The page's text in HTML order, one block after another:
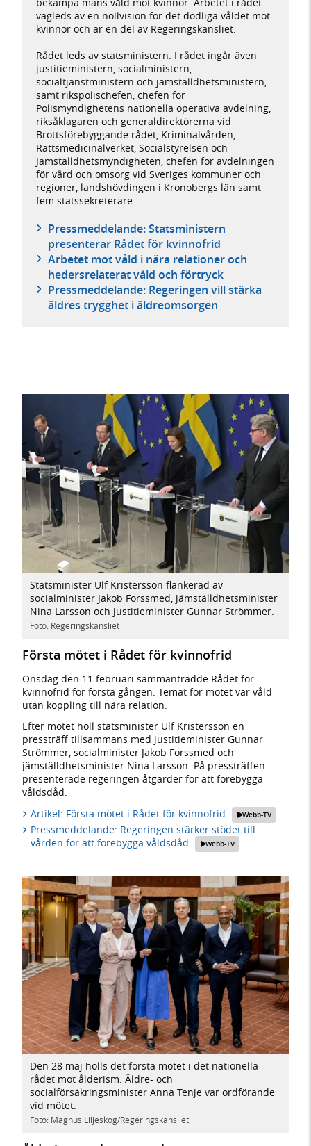
vägleds av en nollvision för det dödliga våldet mot
kvinnor och är en del av Regeringskansliet.
Rådet leds av statsministern. I rådet ingår även
justitieministern, socialministern,
socialtjänstministern och jämställdhetsministern,
samt rikspolischefen, chefen för
Polismyndighetens nationella operativa avdelning,
riksåklagaren och generaldirektörerna vid
Brottsförebyggande rådet, Kriminalvården,
Rättsmedicinalverket, Socialstyrelsen och
Jämställdhetsmyndigheten, chefen för avdelningen
för vård och omsorg vid Sveriges kommuner och
regioner, landshövdingen i Kronobergs län samt
fem statssekreterare.
Pressmeddelande: Statsministern
presenterar Rådet för kvinnofrid
Arbetet mot våld i nära relationer och
hedersrelaterat våld och förtryck
Pressmeddelande: Regeringen vill stärka
äldres trygghet i äldreomsorgen
Statsminister Ulf Kristersson flankerad av
socialminister Jakob Forssmed, jämställdhetsminister
Nina Larsson och justitieminister Gunnar Strömmer.
Foto: Regeringskansliet
Första mötet i Rådet för kvinnofrid
Onsdag den 11 februari sammanträdde Rådet för
kvinnofrid för första gången. Temat för mötet var våld
utan koppling till nära relation.
Efter mötet höll statsminister Ulf Kristersson en
pressträff tillsammans med justitieminister Gunnar
Strömmer, socialminister Jakob Forssmed och
jämställdhetsminister Nina Larsson. På pressträffen
presenterade regeringen åtgärder för att förebygga
våldsdåd.
Artikel: Första mötet i Rådet för kvinnofrid
Webb-TV
Pressmeddelande: Regeringen stärker stödet till
vården för att förebygga våldsdåd
Webb-TV
Den 28 maj hölls det första mötet i det nationella
rådet mot ålderism. Äldre- och
socialförsäkringsminister Anna Tenje var ordförande
vid mötet.
Foto: Magnus Liljeskog/Regeringskansliet